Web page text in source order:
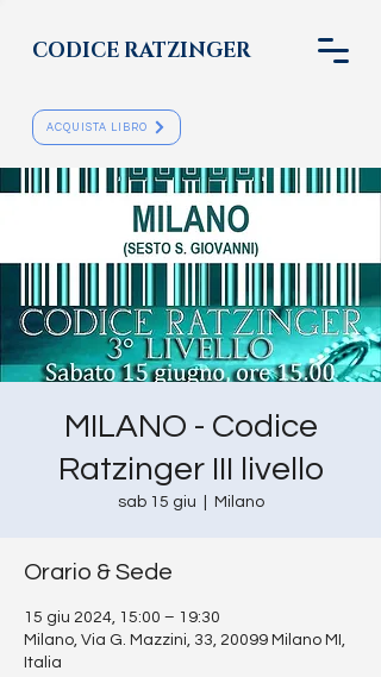
CODICE RATZINGER
ACQUISTA LIBRO
MILANO - Codice
Ratzinger III livello
sab 15 giu Milano
Orario & Sede
15 giu 2024, 15:00 – 19:30
Milano, Via G. Mazzini, 33, 20099 Milano MI,
Italia